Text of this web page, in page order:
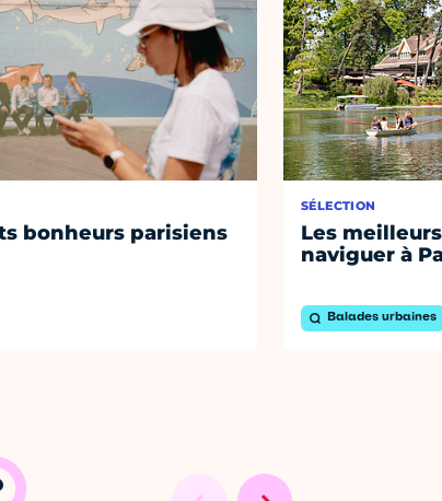
bonheurs parisiens
SÉLECTION
Les
naviguer à
Balades urbaines